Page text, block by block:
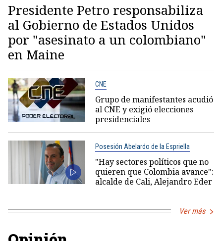
Presidente Petro responsabiliza
al Gobierno de Estados Unidos
por "asesinato a un colombiano"
en Maine
CNE
Grupo de manifestantes acudió
al CNE y exigió elecciones
presidenciales
Posesión Abelardo de la Espriella
"Hay sectores políticos que no
quieren que Colombia avance":
alcalde de Cali, Alejandro Eder
Ver más